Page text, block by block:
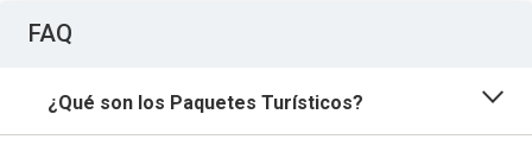
FAQ
¿Qué son los Paquetes Turísticos?